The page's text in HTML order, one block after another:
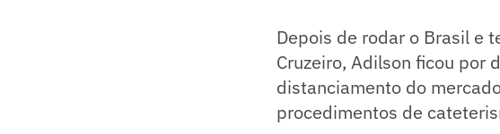
Depois de rodar o Brasil e
Cruzeiro, Adilson ficou por
distanciamento do
procedimentos de